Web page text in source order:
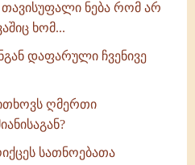
თავისუფალი ნება რომ არ
ხომ...
დაფარული ჩვენივე
ღმერთი
სათნოებათა